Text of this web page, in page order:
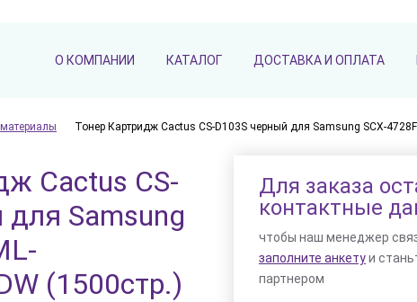
О КОМПАНИИ КАТАЛОГ ДОСТАВКА И ОПЛАТА
Тонер Картридж Cactus CS-D103S черный для Samsung SCX-
Cactus CS-
для Samsung
(1500стр.)
Для заказа
контактные
чтобы наш менеджер
заполните анкетуи
партнером